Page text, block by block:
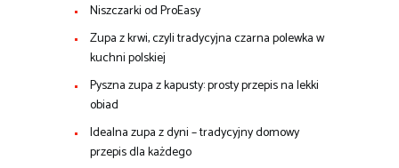
Niszczarki od ProEasy
Zupa z krwi, czyli tradycyjna czarna polewka w
kuchni polskiej
Pyszna zupa z kapusty: prosty przepis na lekki
obiad
Idealna zupa z dyni – tradycyjny domowy
przepis dla każdego